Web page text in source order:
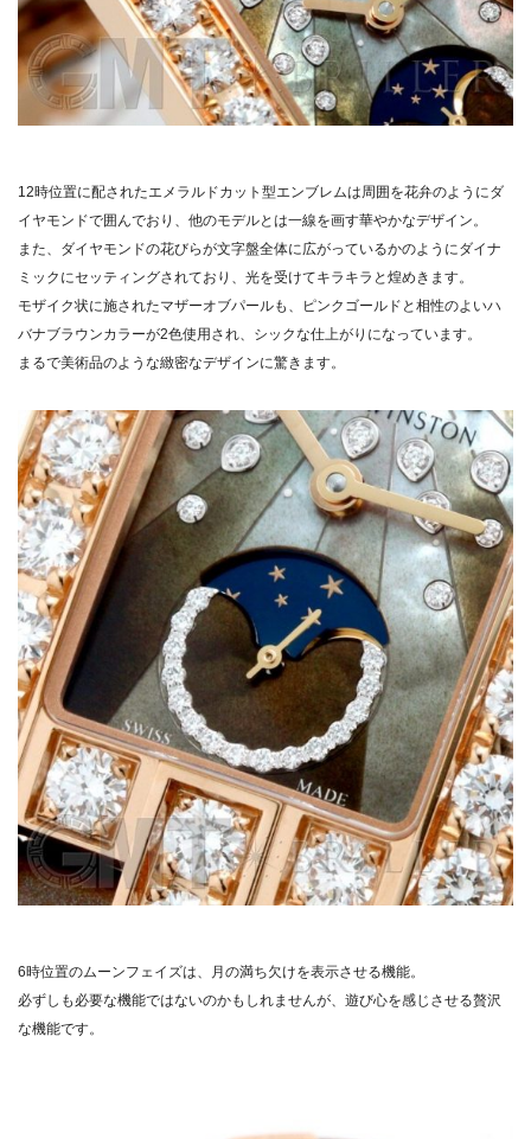
12時位置に配されたエメラルドカット型エンブレムは周囲を花弁のようにダ
イヤモンドで囲んでおり、他のモデルとは一線を画す華やかなデザイン。
また、ダイヤモンドの花びらが文字盤全体に広がっているかのようにダイナ
ミックにセッティングされており、光を受けてキラキラと煌めきます。
モザイク状に施されたマザーオブパールも、ピンクゴールドと相性のよいハ
バナブラウンカラーが2色使用され、シックな仕上がりになっています。
まるで美術品のような緻密なデザインに驚きます。
6時位置のムーンフェイズは、月の満ち欠けを表示させる機能。
必ずしも必要な機能ではないのかもしれませんが、遊び心を感じさせる贅沢
な機能です。